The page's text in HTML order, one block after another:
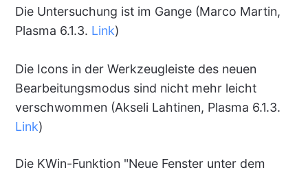
Die Untersuchung ist im Gange (Marco Martin,
Plasma 6.1.3. Link)
Die Icons in der Werkzeugleiste des neuen
Bearbeitungsmodus sind nicht mehr leicht
verschwommen (Akseli Lahtinen, Plasma 6.1.3.
Link)
Die KWin-Funktion "Neue Fenster unter dem